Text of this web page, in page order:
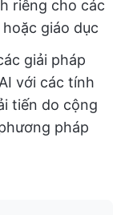
riêng cho các
giáo dục
giải pháp
với các tính
tiến do cộng
pháp